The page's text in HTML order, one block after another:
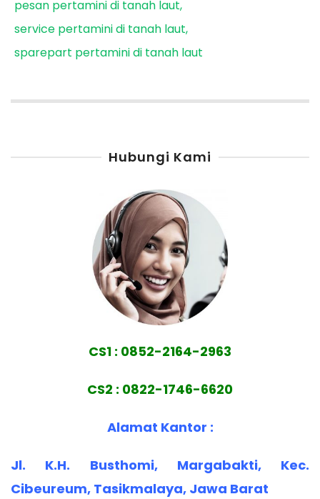
pesan pertamini di tanah laut
service pertamini di tanah laut
sparepart pertamini di tanah laut
Hubungi Kami
CS1 : 0852-2164-2963
CS2 : 0822-1746-6620
Alamat Kantor :
Jl. K.H. Busthomi, Margabakti, Kec.
Cibeureum, Tasikmalaya, Jawa Barat